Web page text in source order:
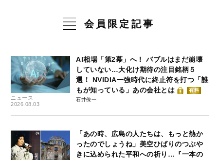
会員限定記事
ニュース
2026.08.03
AI相場「第2幕」へ！ バブルはまだ崩壊
していない…大化け期待の注目銘柄５
選！ NVIDIA一強時代に終止符を打つ「誰
もが知っている」あの会社とは
有料
石井僚一
「あの時、広島の人たちは、もっと熱か
ったのでしょうね」美空ひばりのつぶや
きに込められた平和への祈り…『一本の